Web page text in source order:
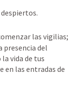
las vigilias;
presencia del
vida de tus
en las entradas de